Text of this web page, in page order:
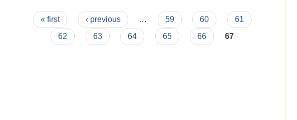
Pages
« first ‹ previous … 59 60
61
62
63 64 65 66 67